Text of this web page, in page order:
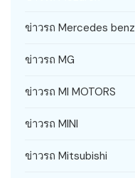
ข่าวรถ Mercedes benz
ข่าวรถ MG
ข่าวรถ MI MOTORS
ข่าวรถ MINI
ข่าวรถ Mitsubishi